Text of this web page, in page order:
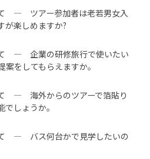
― ツアー参加者は老若男女入
が楽しめますか?
― 企業の研修旅行で使いたい
をしてもらえますか。
― 海外からのツアーで箔貼り
しょうか。
― バス何台かで見学したいの